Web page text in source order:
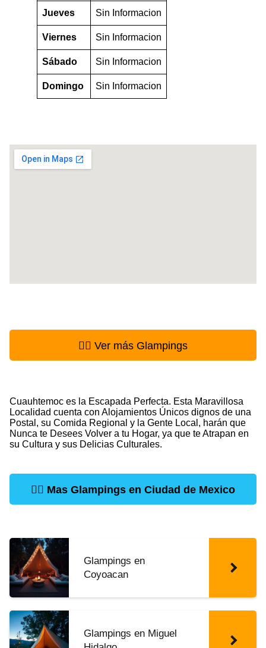
Jueves Sin Informacion
Viernes Sin Informacion
Sábado Sin Informacion
Domingo Sin Informacion
👉🏻 Ver más Glampings
Cuauhtemoc es la Escapada Perfecta. Esta Maravillosa
Localidad cuenta con Alojamientos Únicos dignos de una
Postal, su Comida Regional y la Gente Local, harán que
Nunca te Desees Volver a tu Hogar, ya que te Atrapan en
su Cultura y sus Delicias Culturales.
👉🏻 Mas Glampings en Ciudad de Mexico
Glampings en
Coyoacan
Glampings en Miguel